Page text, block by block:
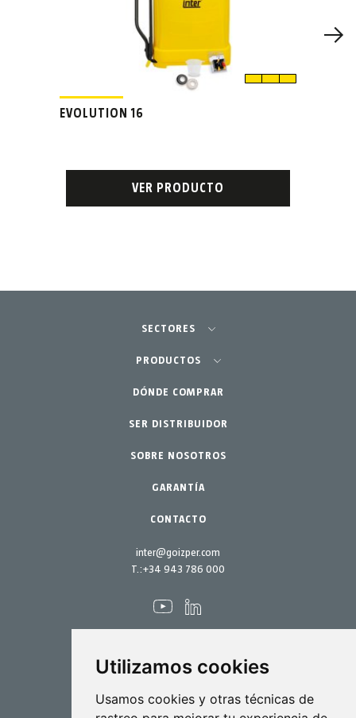
Utilizamos cookies
Usamos cookies y otras técnicas de
EVOLUTION 16
VER PRODUCTO
inter@goizper.com
T.:+34 943 786 000
Pulverización
SECTORES
Agricultura-Huerta
Jardinería profesional
Jardín-Hogar
PRODUCTOS
Equipos
Accesorios
Repuestos
Kits mantenimiento
DÓNDE COMPRAR
SER DISTRIBUIDOR
SOBRE NOSOTROS
GARANTÍA
CONTACTO